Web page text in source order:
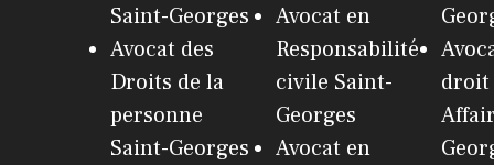
Saint-Georges
Avocat des
Droits de la
personne
Saint-Georges
Avocat en
Responsabilité
civile Saint-
Georges
Avocat en
droit